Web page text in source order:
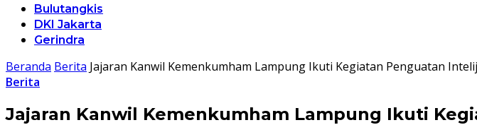
Bulutangkis
DKI Jakarta
Gerindra
Beranda Berita Jajaran Kanwil Kemenkumham Lampung Ikuti Kegiatan Penguatan
Berita
Jajaran Kanwil Kemenkumham Lampung Ikuti